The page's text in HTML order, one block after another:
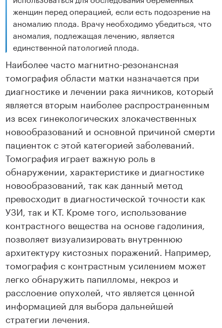
женщин перед операцией, если есть подозрение на
аномалию плода. Врачу необходимо убедиться, что
аномалия, подлежащая лечению, является
единственной патологией плода.
Наиболее часто магнитно-резонансная
томография области матки назначается при
диагностике и лечении рака яичников, который
является вторым наиболее распространенным
из всех гинекологических злокачественных
новообразований и основной причиной смерти
пациенток с этой категорией заболеваний.
Томография играет важную роль в
обнаружении, характеристике и диагностике
новообразований, так как данный метод
превосходит в диагностической точности как
УЗИ, так и КТ. Кроме того, использование
контрастного вещества на основе гадолиния,
позволяет визуализировать внутреннюю
архитектуру кистозных поражений. Например,
томография с контрастным усилением может
легко обнаружить папилломы, некроз и
расслоение опухолей, что является ценной
информацией для выбора дальнейшей
стратегии лечения.